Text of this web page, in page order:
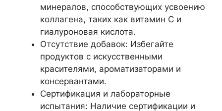
минералов, способствующих усвоению
коллагена, таких как витамин C и
гиалуроновая кислота.
Отсутствие добавок: Избегайте
продуктов с искусственными
красителями, ароматизаторами и
консервантами.
Сертификация и лабораторные
испытания: Наличие сертификации и